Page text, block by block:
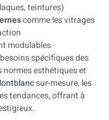
teintures)
comme les vitrages
modulables
spécifiques des
esthétiques et
sur-mesure, les
tendances, offrant à